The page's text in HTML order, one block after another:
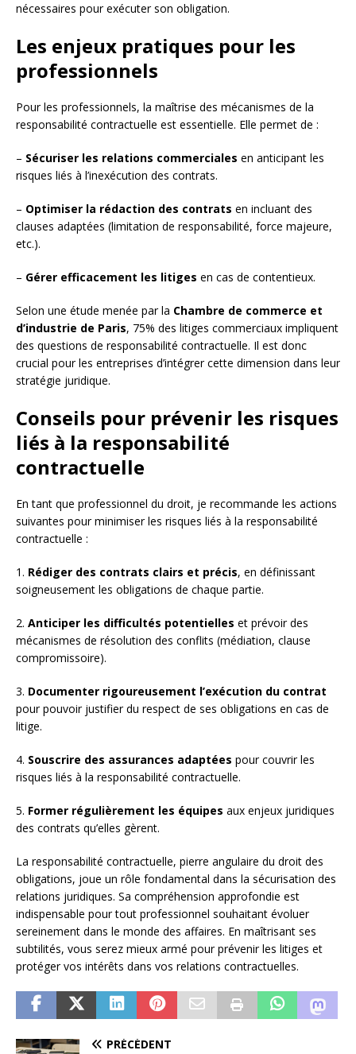
nécessaires pour exécuter son obligation.
Les enjeux pratiques pour les
professionnels
Pour les professionnels, la maîtrise des mécanismes de la
responsabilité contractuelle est essentielle. Elle permet de :
– Sécuriser les relations commerciales en anticipant les
risques liés à l’inexécution des contrats.
– Optimiser la rédaction des contrats en incluant des
clauses adaptées (limitation de responsabilité, force majeure,
etc.).
– Gérer efficacement les litiges en cas de contentieux.
Selon une étude menée par la Chambre de commerce et
d’industrie de Paris, 75% des litiges commerciaux impliquent
des questions de responsabilité contractuelle. Il est donc
crucial pour les entreprises d’intégrer cette dimension dans leur
stratégie juridique.
Conseils pour prévenir les risques
liés à la responsabilité
contractuelle
En tant que professionnel du droit, je recommande les actions
suivantes pour minimiser les risques liés à la responsabilité
contractuelle :
1. Rédiger des contrats clairs et précis, en définissant
soigneusement les obligations de chaque partie.
2. Anticiper les difficultés potentielles et prévoir des
mécanismes de résolution des conflits (médiation, clause
compromissoire).
3. Documenter rigoureusement l’exécution du contrat
pour pouvoir justifier du respect de ses obligations en cas de
litige.
4. Souscrire des assurances adaptées pour couvrir les
risques liés à la responsabilité contractuelle.
5. Former régulièrement les équipes aux enjeux juridiques
des contrats qu’elles gèrent.
La responsabilité contractuelle, pierre angulaire du droit des
obligations, joue un rôle fondamental dans la sécurisation des
relations juridiques. Sa compréhension approfondie est
indispensable pour tout professionnel souhaitant évoluer
sereinement dans le monde des affaires. En maîtrisant ses
subtilités, vous serez mieux armé pour prévenir les litiges et
protéger vos intérêts dans vos relations contractuelles.
PRÉCÉDENT